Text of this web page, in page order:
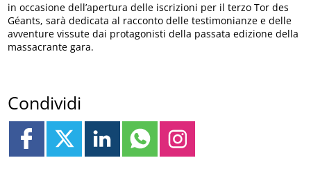
in occasione dell’apertura delle iscrizioni per il terzo Tor des
Géants, sarà dedicata al racconto delle testimonianze e delle
avventure vissute dai protagonisti della passata edizione della
massacrante gara.
Condividi